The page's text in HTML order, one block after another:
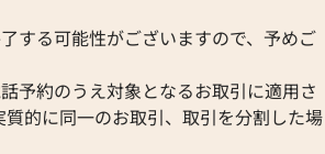
PG/レザ
格で
ダンヒル アルフレッドダンヒ
参考買取価格
する可能性がございますので、予めご
予約のうえ対象となるお取引に適用さ
質的に同一のお取引、取引を分割した場